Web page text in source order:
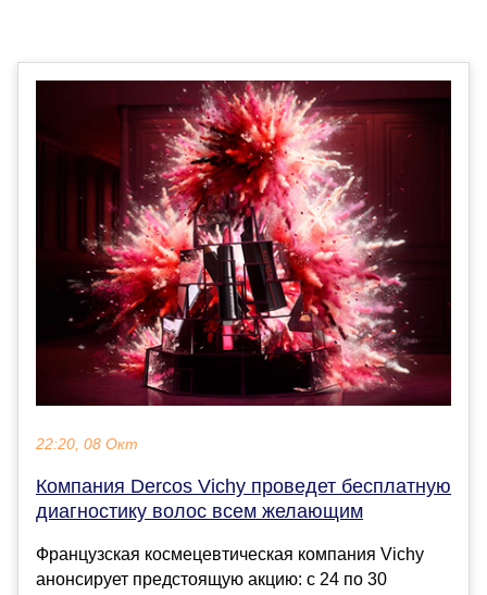
22:20, 08 Окт
Компания Dercos Vichy проведет бесплатную
диагностику волос всем желающим
Французская космецевтическая компания Vichy
анонсирует предстоящую акцию: с 24 по 30